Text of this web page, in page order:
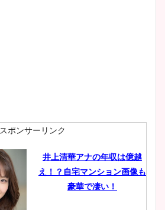
肉も凄い！
鈴木唯の太ってた時の体重が
ヤバすぎww原因や痩せたダ
スポンサーリンク
井上清華アナの年収は億越
え！？自宅マンション画像も
豪華で凄い！